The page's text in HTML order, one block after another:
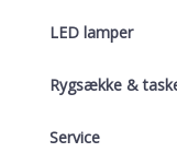
LED lamper
Rygsække &
Service